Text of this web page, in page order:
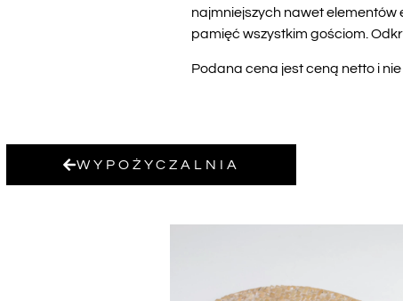
najmniejszych nawet elementów
pamięć wszystkim gościom.
Podana cena jest ceną netto i
WYPOŻYCZALNIA